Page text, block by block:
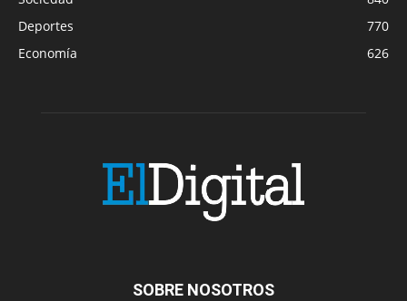
Deportes
770
Economía
626
SOBRE NOSOTROS